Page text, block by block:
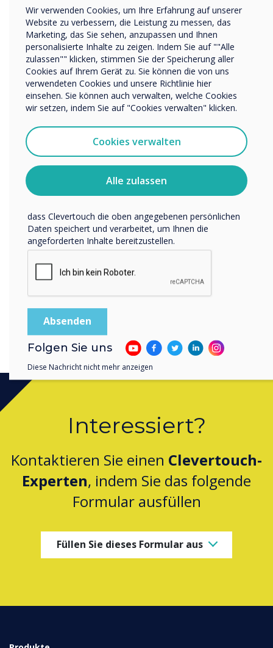
1 in 2
organisations
experienced a
successful
cyberattack in
the past 3 years
Download the Key Insights Report
Interessiert?
Kontaktieren Sie einen Clevertouch-
Experten, indem Sie das folgende
Formular ausfüllen
Füllen Sie dieses Formular aus
Wir verwenden Cookies, um Ihre Erfahrung auf unserer
Website zu verbessern, die Leistung zu messen, das
Marketing, das Sie sehen, anzupassen und Ihnen
personalisierte Inhalte zu zeigen. Indem Sie auf ""Alle
zulassen"" klicken, stimmen Sie der Speicherung aller
Cookies auf Ihrem Gerät zu. Sie können die von uns
verwendeten Cookies und unsere Richtlinie hier
einsehen. Sie können auch verwalten, welche Cookies
wir setzen, indem Sie auf "Cookies verwalten" klicken.
Cookies verwalten
Alle zulassen
Name Unternehmen/Einrichtung
Wir möchten Sie gerne per E-Mail, Telefon oder Post
bezüglich unserer Produkte und Dienstleistungen
kontaktieren.
Ich bin damit einverstanden, Mitteilungen von
Sie können diese Benachrichtigungen jederzeit
abbestellen. Weitere Informationen zum Abbestellen, zu
unseren Datenschutzverfahren und dazu, wie wir Ihre
Privatsphäre schützen und respektieren, finden Sie in
unserer Datenschutzrichtlinie.
dass Clevertouch die oben angegebenen persönlichen
Daten speichert und verarbeitet, um Ihnen die
angeforderten Inhalte bereitzustellen.
Folgen Sie uns
Diese Nachricht nicht mehr anzeigen